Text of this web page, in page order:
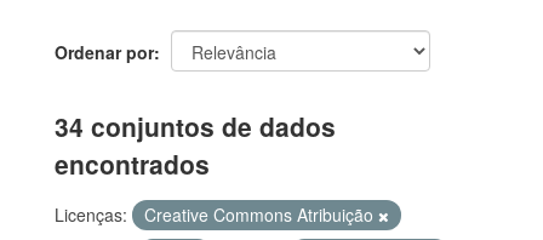
Ordenar por
34 conjuntos de dados
encontrados
Licenças:
Creative Commons Atribuição